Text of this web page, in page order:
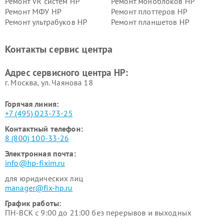
Ремонт МФУ HP
Ремонт плоттеров HP
Ремонт ультрабуков HP
Ремонт планшетов HP
Контакты сервис центра
Адрес сервисного центра HP:
г. Москва, ул. Чаянова 18
Горячая линия:
+7 (495) 023-73-25
Контактный телефон:
8 (800) 100-33-26
Электронная почта:
info@hp-fixim.ru
для юридических лиц
manager@fix-hp.ru
График работы:
ПН-ВСК с 9:00 до 21:00 без перерывов и выходных